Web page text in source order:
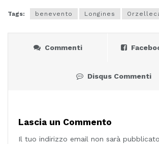
Tags: benevento Longines
Commenti
Disqus Commenti
Lascia un Commento
Il tuo indirizzo email non sarà